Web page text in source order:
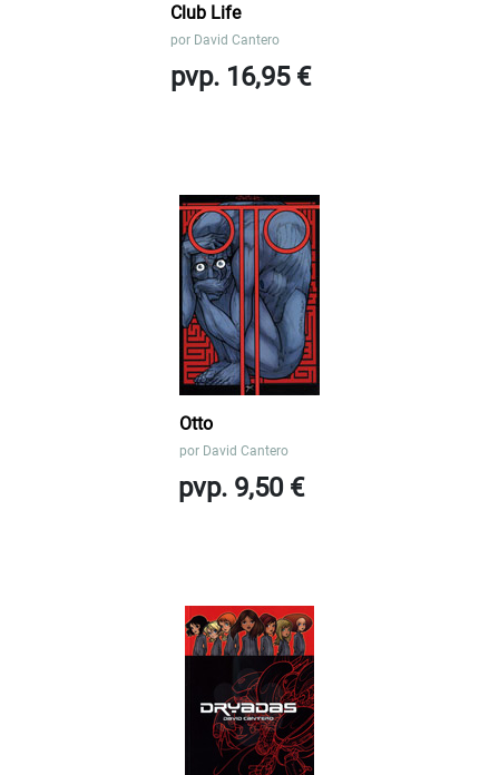
Club Life
por David Cantero
pvp. 16,95 €
Otto
por David Cantero
pvp. 9,50 €